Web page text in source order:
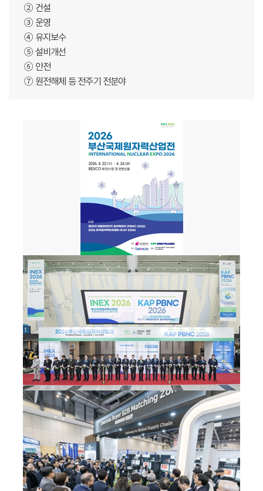
② 건설
③ 운영
④ 유지보수
⑤ 설비개선
⑥ 안전
⑦ 원전해체 등 전주기 전분야